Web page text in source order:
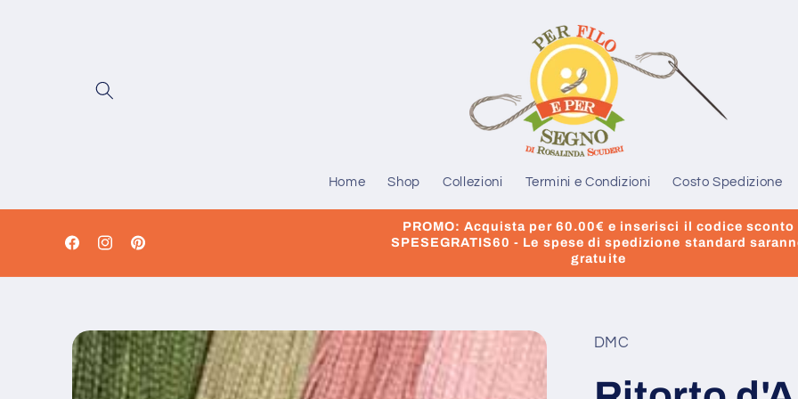
Home Shop Collezioni Termini e Condizioni Costo Spedizione
FacebookInstagramPinterest
PROMO: Acquista per 60.00€ e inserisci il codice sconto
SPESEGRATIS60 - Le spese di spedizione standard
gratuite
Passa alle
informazioni
sul prodotto
DMC